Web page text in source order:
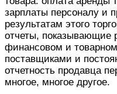
зарплаты персоналу и
результатам этого
отчеты, показывающие
финансовом и
поставщиками и
отчетность продавца
многое, многое другое.